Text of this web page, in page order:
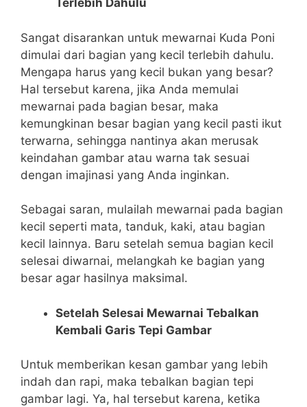
Terlebih Dahulu
Sangat disarankan untuk mewarnai Kuda Poni
dimulai dari bagian yang kecil terlebih dahulu.
Mengapa harus yang kecil bukan yang besar?
Hal tersebut karena, jika Anda memulai
mewarnai pada bagian besar, maka
kemungkinan besar bagian yang kecil pasti ikut
terwarna, sehingga nantinya akan merusak
keindahan gambar atau warna tak sesuai
dengan imajinasi yang Anda inginkan.
Sebagai saran, mulailah mewarnai pada bagian
kecil seperti mata, tanduk, kaki, atau bagian
kecil lainnya. Baru setelah semua bagian kecil
selesai diwarnai, melangkah ke bagian yang
besar agar hasilnya maksimal.
Setelah Selesai Mewarnai Tebalkan
Kembali Garis Tepi Gambar
Untuk memberikan kesan gambar yang lebih
indah dan rapi, maka tebalkan bagian tepi
gambar lagi. Ya, hal tersebut karena, ketika